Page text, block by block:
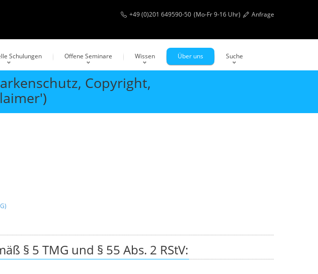
+49 (0)201 649590-50 (Mo-Fr 9-16 Uhr) Anfrage
Schulungen Offene Seminare Wissen Über uns Suche
Copyright,
§ 5 TMG und § 55 Abs. 2 RStV: